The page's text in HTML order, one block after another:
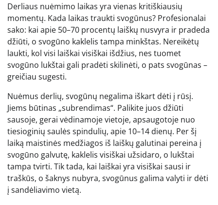
Derliaus nuėmimo laikas yra vienas kritiškiausių
momentų. Kada laikas traukti svogūnus? Profesionalai
sako: kai apie 50–70 procentų laiškų nusvyra ir pradeda
džiūti, o svogūno kaklelis tampa minkštas. Nereikėtų
laukti, kol visi laiškai visiškai išdžius, nes tuomet
svogūno lukštai gali pradėti skilinėti, o pats svogūnas –
greičiau sugesti.
Nuėmus derlių, svogūnų negalima iškart dėti į rūsį.
Jiems būtinas „subrendimas“. Palikite juos džiūti
sausoje, gerai vėdinamoje vietoje, apsaugotoje nuo
tiesioginių saulės spindulių, apie 10–14 dienų. Per šį
laiką maistinės medžiagos iš laiškų galutinai pereina į
svogūno galvutę, kaklelis visiškai užsidaro, o lukštai
tampa tvirti. Tik tada, kai laiškai yra visiškai sausi ir
traškūs, o šaknys nubyra, svogūnus galima valyti ir dėti
į sandėliavimo vietą.